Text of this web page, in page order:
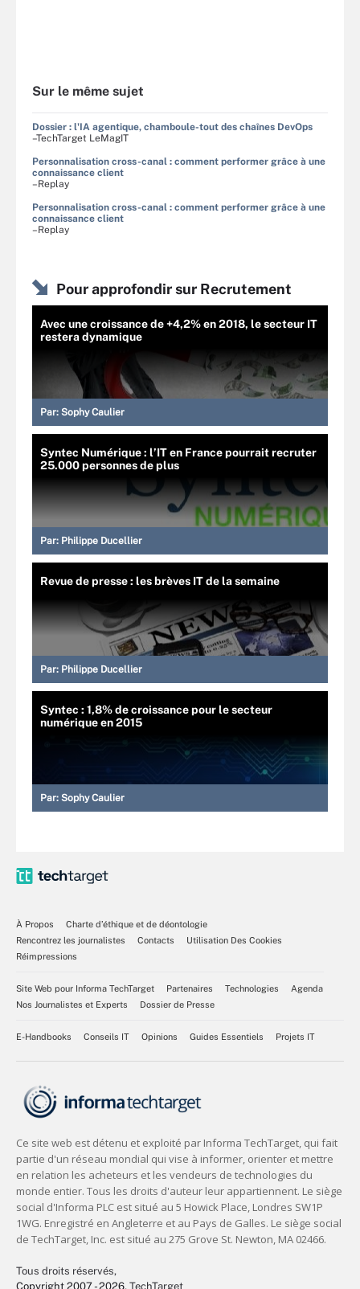
Sur le même sujet
Dossier : l'IA agentique, chamboule-tout des chaînes DevOps
–TechTarget LeMagIT
Personnalisation cross-canal : comment performer grâce à une
connaissance client
–Replay
Personnalisation cross-canal : comment performer grâce à une
connaissance client
–Replay
Pour approfondir sur Recrutement
Avec une croissance de +4,2% en 2018, le secteur IT
restera dynamique
Par: Sophy Caulier
Syntec Numérique : l’IT en France pourrait recruter
25.000 personnes de plus
Par: Philippe Ducellier
Revue de presse : les brèves IT de la semaine
Par: Philippe Ducellier
Syntec : 1,8% de croissance pour le secteur
numérique en 2015
Par: Sophy Caulier
À Propos
Charte d’éthique et de déontologie
Rencontrez les journalistes
Contacts
Utilisation Des Cookies
Réimpressions
Site Web pour Informa TechTarget Partenaires Technologies
Agenda
Nos Journalistes et Experts
Dossier de Presse
E-Handbooks Conseils IT Opinions Guides Essentiels Projets IT
Tous droits réservés,
Copyright 2007 - 2026, TechTarget